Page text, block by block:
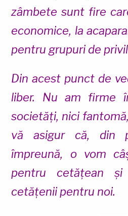
zâmbete sunt fire
economice, la
pentru grupuri de
Din acest punct de
liber. Nu am firme
societăți, nici
vă asigur că, din
împreună, o vom
pentru cetățean
cetățenii pentru noi.